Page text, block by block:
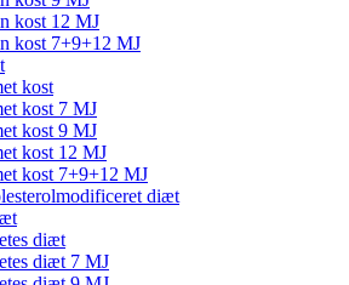
kost 12 MJ
kost 7+9+12 MJ
kost
kost 7 MJ
kost 9 MJ
kost 12 MJ
kost 7+9+12 MJ
diæt
diæt
diæt 7 MJ